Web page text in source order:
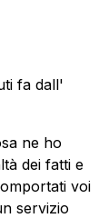
fa dall'
ne ho
dei fatti e
voi
servizio